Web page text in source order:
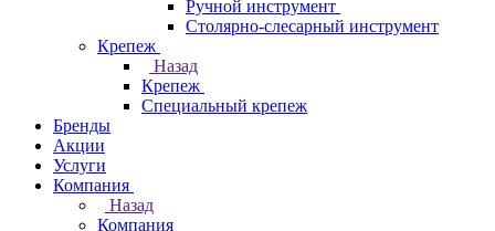
Ручной инструмент
Столярно-слесарный инструмент
Крепеж
Назад
Крепеж
Специальный крепеж
Бренды
Акции
Услуги
Компания
Назад
Компания